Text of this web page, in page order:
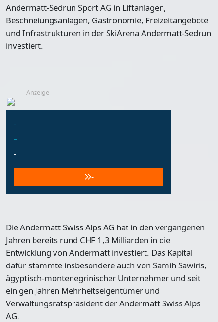
Andermatt-Sedrun Sport AG in Liftanlagen,
Beschneiungsanlagen, Gastronomie, Freizeitangebote
und Infrastrukturen in der SkiArena Andermatt-Sedrun
investiert.
Anzeige
-
-
-
-
Die Andermatt Swiss Alps AG hat in den vergangenen
Jahren bereits rund CHF 1,3 Milliarden in die
Entwicklung von Andermatt investiert. Das Kapital
dafür stammte insbesondere auch von Samih Sawiris,
ägyptisch-montenegrinischer Unternehmer und seit
einigen Jahren Mehrheitseigentümer und
Verwaltungsratspräsident der Andermatt Swiss Alps
AG.